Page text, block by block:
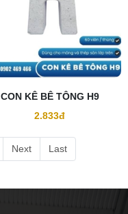
CON KÊ BÊ TÔNG H9
2.833đ
Next Last